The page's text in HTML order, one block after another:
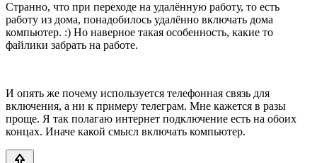
Странно, что при переходе на удалённую работу, то есть
работу из дома, понадобилось удалённо включать дома
компьютер. :) Но наверное такая особенность, какие то
файлики забрать на работе.
И опять же почему используется телефонная связь для
включения, а ни к примеру телеграм. Мне кажется в разы
проще. Я так полагаю интернет подключение есть на обоих
концах. Иначе какой смысл включать компьютер.